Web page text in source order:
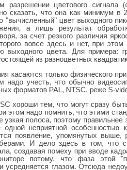
разрешении цветового
сказать, что она как минимум
"вычисленный" цвет выходного
а лишь результат
за счет резкого различия
вовсе здесь и нет, при
выходного цвета. Для примера:
из разноцветных
касаются только физического
надо учесть, что обычно
форматов PAL, NTSC, реже S-
хороши тем, что могут сразу
этом надо помнить, что этими
узкая полоса, поэтому
неприятной особенностью
появление, упомянутых
И дело здесь в том, что
создавая помеху при вводе
потому, что фаза этой
усредняется глазом. Отсюда